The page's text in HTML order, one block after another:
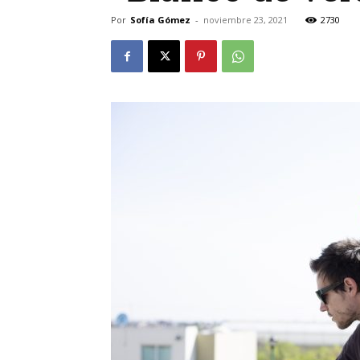
Por Sofía Gómez - noviembre 23, 2021 2730